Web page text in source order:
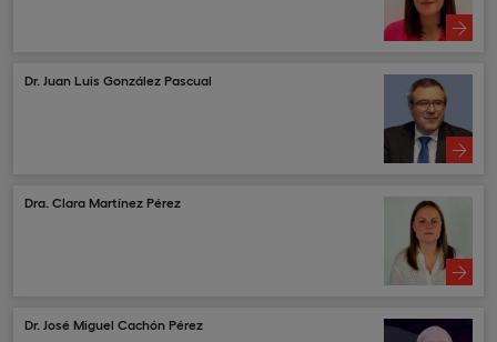
Dr. Juan Luis González Pascual
Dra. Clara Martínez Pérez
Dr. José Miguel Cachón Pérez